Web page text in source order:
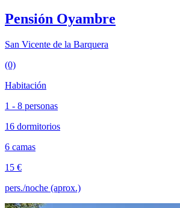
Pensión Oyambre
San Vicente de la Barquera
(0)
Habitación
1 - 8 personas
16 dormitorios
6 camas
15 €
pers./noche (aprox.)